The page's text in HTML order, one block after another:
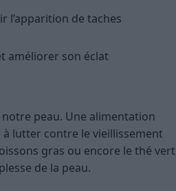
l’apparition de taches
améliorer son éclat
peau. Une alimentation
lutter contre le vieillissement
gras ou encore le thé vert
de la peau.